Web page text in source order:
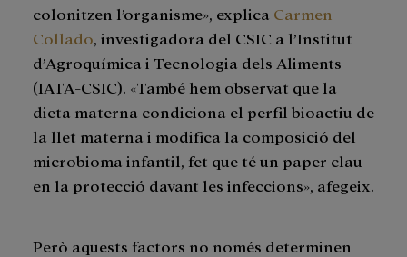
colonitzen l’organisme», explica Carmen
Collado, investigadora del CSIC a l’Institut
d’Agroquímica i Tecnologia dels Aliments
(IATA-CSIC). «També hem observat que la
dieta materna condiciona el perfil bioactiu de
la llet materna i modifica la composició del
microbioma infantil, fet que té un paper clau
en la protecció davant les infeccions», afegeix.
Però aquests factors no només determinen